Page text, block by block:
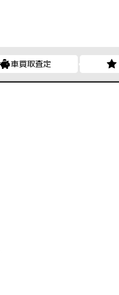
車買取査定